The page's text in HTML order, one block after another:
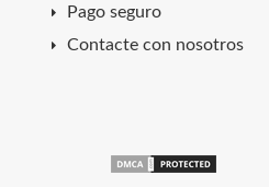
Pago seguro
Contacte con nosotros